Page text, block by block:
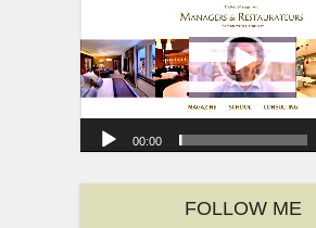
00:00
FOLLOW ME